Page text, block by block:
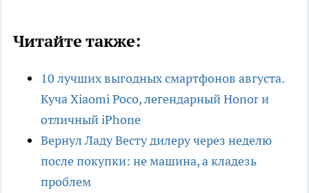
Читайте также:
10 лучших выгодных смартфонов августа.
Куча Xiaomi Poco, легендарный Honor и
отличный iPhone
Вернул Ладу Весту дилеру через неделю
после покупки: не машина, а кладезь
проблем